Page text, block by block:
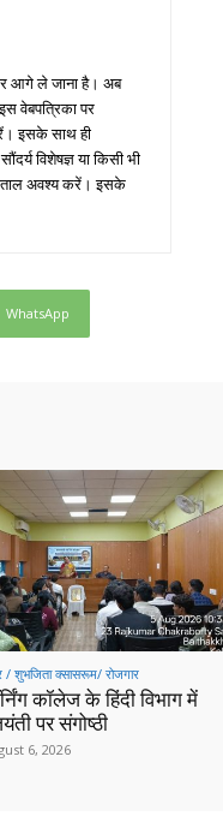
आगे ले जाना है। अब
वेबपत्रिका पर
इसके साथ ही
विशेषज्ञ या किसी भी
अवश्य करें। इसके
WhatsApp
/ शुभजिता क्सासरूम/ रोजगार
कॉलेज के हिंदी विभाग में
पर संगोष्ठी
6, 2026